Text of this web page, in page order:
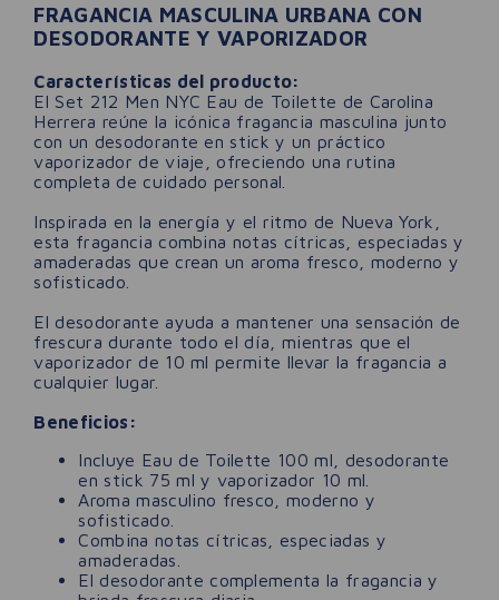
FRAGANCIA MASCULINA URBANA CON
DESODORANTE Y VAPORIZADOR
Características del producto:
El Set 212 Men NYC Eau de Toilette de Carolina
Herrera reúne la icónica fragancia masculina junto
con un desodorante en stick y un práctico
vaporizador de viaje, ofreciendo una rutina
completa de cuidado personal.
Inspirada en la energía y el ritmo de Nueva York,
esta fragancia combina notas cítricas, especiadas y
amaderadas que crean un aroma fresco, moderno y
sofisticado.
El desodorante ayuda a mantener una sensación de
frescura durante todo el día, mientras que el
vaporizador de 10 ml permite llevar la fragancia a
cualquier lugar.
Beneficios:
Incluye Eau de Toilette 100 ml, desodorante
en stick 75 ml y vaporizador 10 ml.
Aroma masculino fresco, moderno y
sofisticado.
Combina notas cítricas, especiadas y
amaderadas.
El desodorante complementa la fragancia y